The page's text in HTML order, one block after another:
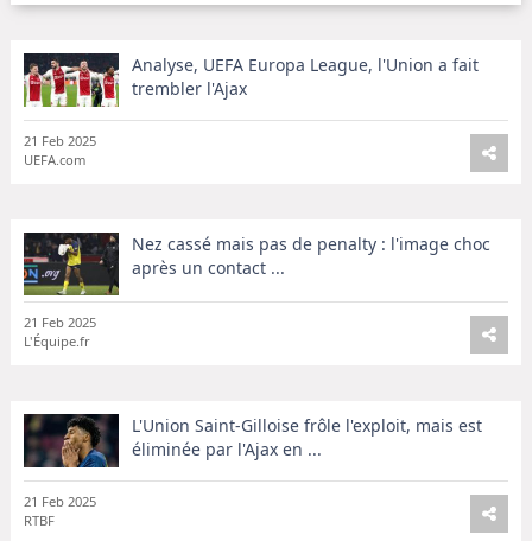
championnat et des problèmes en interne, le club est loin
de sa gloire passée. Les supporters espèrent un renouveau
rapide pour retrouver la place qui lui revient dans le
football européen.
Analyse, UEFA Europa League, l'Union a fait
trembler l'Ajax
21 Feb 2025
UEFA.com
Nez cassé mais pas de penalty : l'image choc
après un contact ...
21 Feb 2025
L'Équipe.fr
L'Union Saint-Gilloise frôle l'exploit, mais est
éliminée par l'Ajax en ...
21 Feb 2025
RTBF